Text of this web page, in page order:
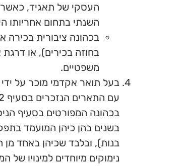
השנתי בתחום אחריותו היה לכל הפחות 30 מיליון ₪,
בחוזה בכירים), או דרגת
משפטיים.
בעל תואר אקדמי מוכר על
בנות), ובלבד שכיהן באחד
נימוקים מיוחדים למינויו של